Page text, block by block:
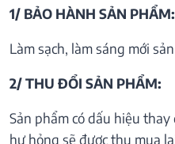
1/ BẢO HÀNH SẢN PHẨM:
Làm sạch, làm sáng mới
2/ THU ĐỔI SẢN PHẨM:
Sản phẩm có dấu hiệu
hư hỏng sẽ được thu mua